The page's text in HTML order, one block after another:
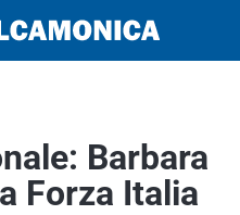
Barbara
Forza Italia